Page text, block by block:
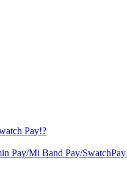
Pay!?
Pay/Mi Band Pay/